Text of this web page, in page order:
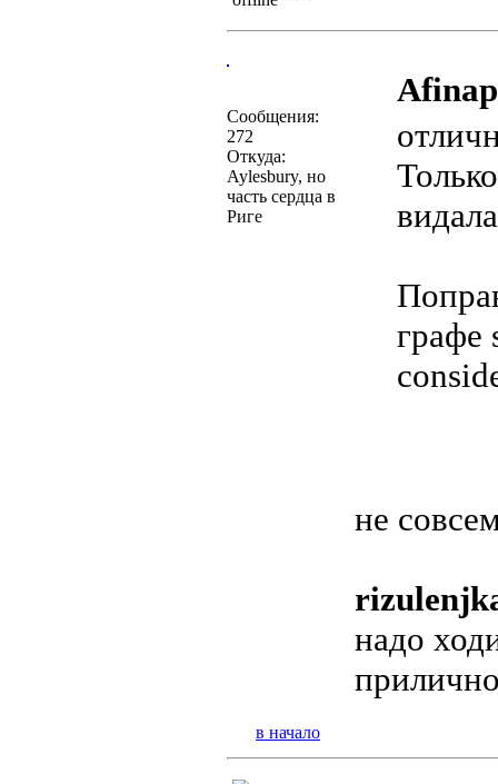
Сообщения:
272
Откуда:
Aylesbury, но
часть сердца в
Риге
графе
не
надо
в начало